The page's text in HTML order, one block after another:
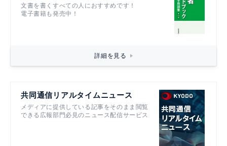
文書を書くすべての人におすすめです！
電子書籍も発売中！
詳細を見る
共同通信リアルタイムニュース
メディアに提供している記事をそのまま閲覧
できる広報部門必見のニュース配信サービス